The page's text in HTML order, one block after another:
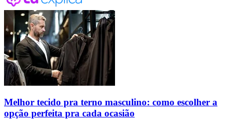
Melhor tecido pra terno masculino: como escolher a
opção perfeita pra cada ocasião